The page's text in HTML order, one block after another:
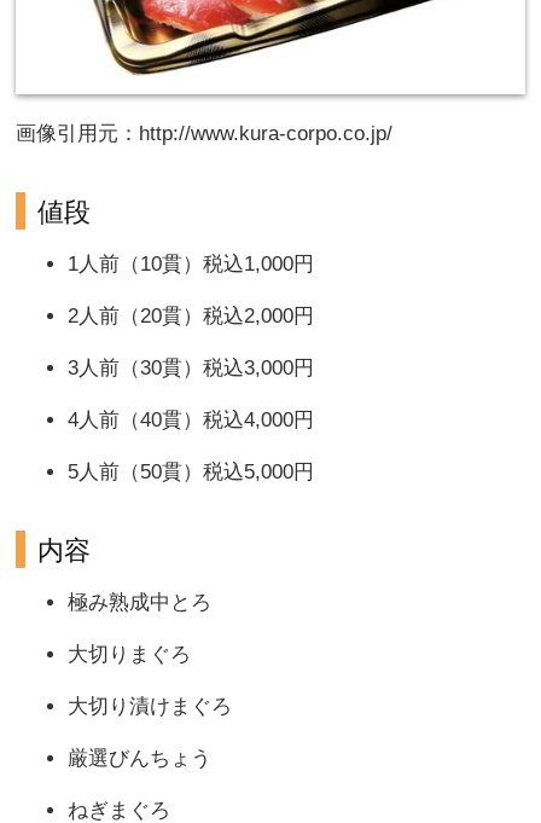
画像引用元：http://www.kura-corpo.co.jp/
値段
1人前（10貫）税込1,000円
2人前（20貫）税込2,000円
3人前（30貫）税込3,000円
4人前（40貫）税込4,000円
5人前（50貫）税込5,000円
内容
極み熟成中とろ
大切りまぐろ
大切り漬けまぐろ
厳選びんちょう
ねぎまぐろ